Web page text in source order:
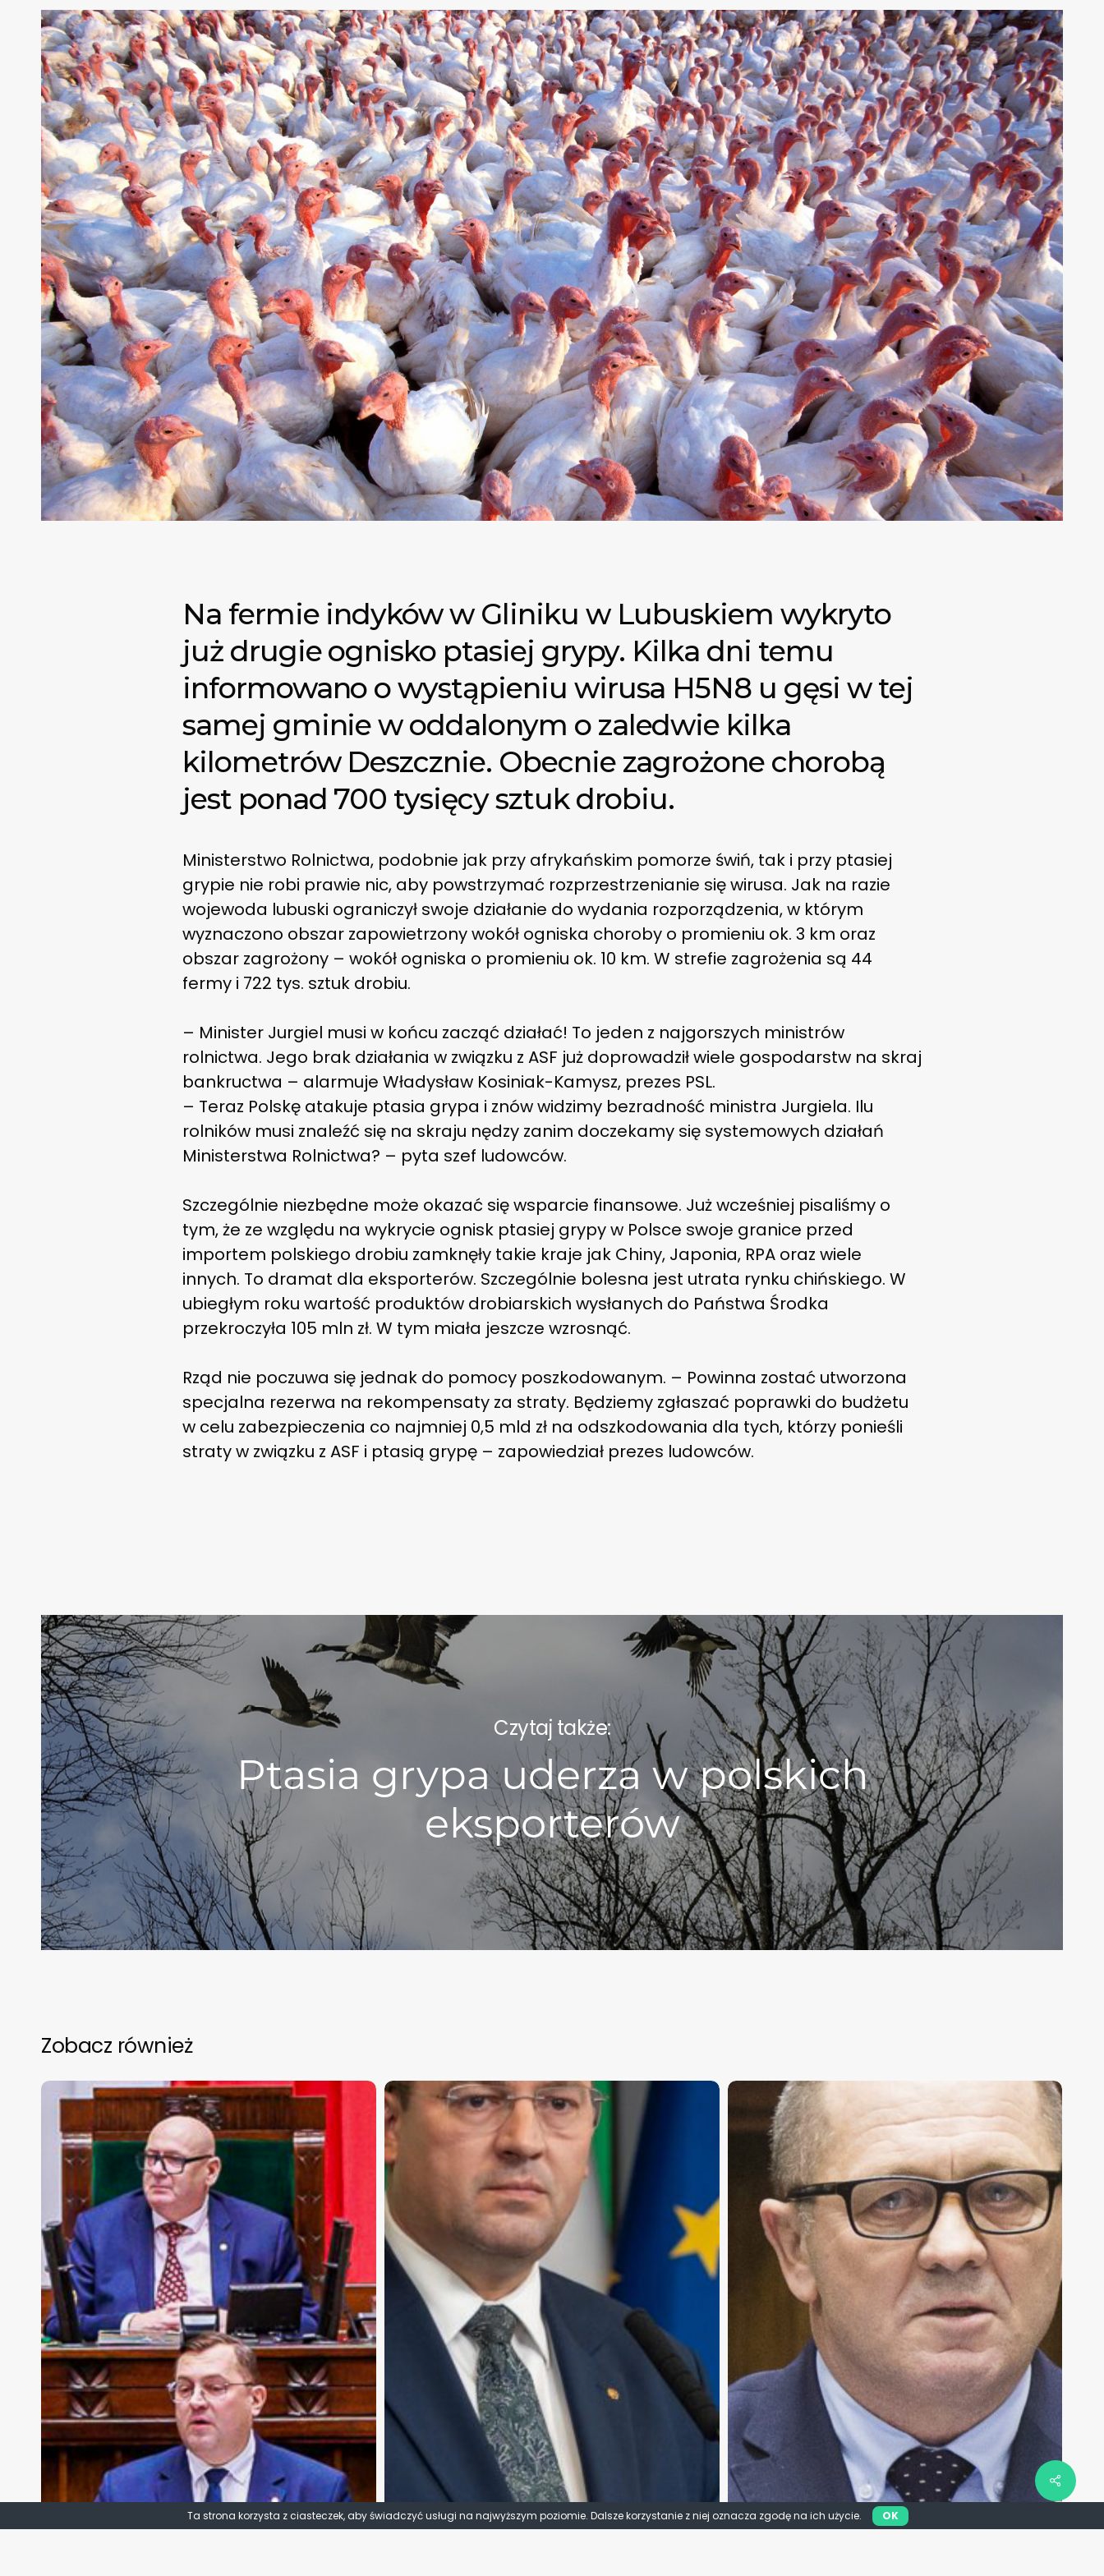
Na fermie indyków w Gliniku w Lubuskiem wykryto
już drugie ognisko ptasiej grypy. Kilka dni temu
informowano o wystąpieniu wirusa H5N8 u gęsi w tej
samej gminie w oddalonym o zaledwie kilka
kilometrów Deszcznie. Obecnie zagrożone chorobą
jest ponad 700 tysięcy sztuk drobiu.
Ministerstwo Rolnictwa, podobnie jak przy afrykańskim pomorze świń, tak i przy ptasiej
grypie nie robi prawie nic, aby powstrzymać rozprzestrzenianie się wirusa. Jak na razie
wojewoda lubuski ograniczył swoje działanie do wydania rozporządzenia, w którym
wyznaczono obszar zapowietrzony wokół ogniska choroby o promieniu ok. 3 km oraz
obszar zagrożony – wokół ogniska o promieniu ok. 10 km. W strefie zagrożenia są 44
fermy i 722 tys. sztuk drobiu.
– Minister Jurgiel musi w końcu zacząć działać! To jeden z najgorszych ministrów
rolnictwa. Jego brak działania w związku z ASF już doprowadził wiele gospodarstw na skraj
bankructwa – alarmuje Władysław Kosiniak-Kamysz, prezes PSL.
– Teraz Polskę atakuje ptasia grypa i znów widzimy bezradność ministra Jurgiela. Ilu
rolników musi znaleźć się na skraju nędzy zanim doczekamy się systemowych działań
Ministerstwa Rolnictwa? – pyta szef ludowców.
Szczególnie niezbędne może okazać się wsparcie finansowe. Już wcześniej pisaliśmy o
tym, że ze względu na wykrycie ognisk ptasiej grypy w Polsce swoje granice przed
importem polskiego drobiu zamknęły takie kraje jak Chiny, Japonia, RPA oraz wiele
innych. To dramat dla eksporterów. Szczególnie bolesna jest utrata rynku chińskiego. W
ubiegłym roku wartość produktów drobiarskich wysłanych do Państwa Środka
przekroczyła 105 mln zł. W tym miała jeszcze wzrosnąć.
Rząd nie poczuwa się jednak do pomocy poszkodowanym. – Powinna zostać utworzona
specjalna rezerwa na rekompensaty za straty. Będziemy zgłaszać poprawki do budżetu
w celu zabezpieczenia co najmniej 0,5 mld zł na odszkodowania dla tych, którzy ponieśli
straty w związku z ASF i ptasią grypę – zapowiedział prezes ludowców.
Czytaj także:
Ptasia grypa uderza w polskich
eksporterów
Zobacz również
Ta strona korzysta z ciasteczek, aby świadczyć usługi na najwyższym poziomie. Dalsze korzystanie z niej oznacza zgodę na ich użycie. OK